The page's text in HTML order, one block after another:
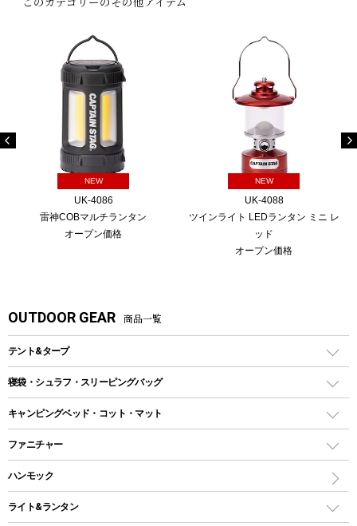
NEW
UK-4086
雷神COBマルチランタン
オープン価格
NEW
UK-4088
ツインライト LEDランタン ミニ レ
ッド
オープン価格
OUTDOOR GEAR 商品一覧
テント&タープ
テント
ツールームテント
ワンポールテント
シェルターテント
寝袋・シュラフ・スリーピングバッグ
レクタングラー型（封筒型）シュラフ
インナーシュラフ
キャンピングベッド・コット・マット
キャンピングベッド・コット
インフレータブルマット
ファニチャー
アウトドアテーブル
ハンモック
ライト&ランタン